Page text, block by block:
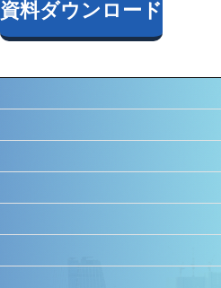
資料ダウンロード